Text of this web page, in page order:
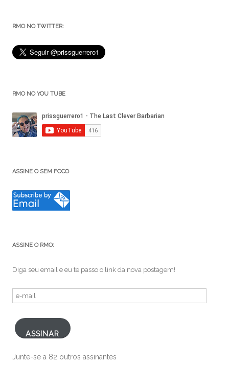
RMO NO TWITTER:
RMO NO YOU TUBE
ASSINE O SEM FOCO
ASSINE O RMO:
Diga seu email e eu te passo o link da nova postagem!
e-
mail
ASSINAR
Junte-se a 82 outros assinantes